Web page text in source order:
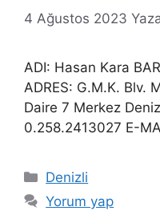
4 Ağustos 2023
ADI: Hasan Kara
ADRES: G.M.K. Blv.
Daire 7 Merkez
0.258.2413027 E-
Kategoriler
Denizli
Yorum yap